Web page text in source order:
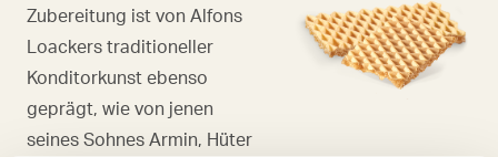
Zubereitung ist von Alfons
Loackers traditioneller
Konditorkunst ebenso
geprägt, wie von jenen
seines Sohnes Armin, Hüter